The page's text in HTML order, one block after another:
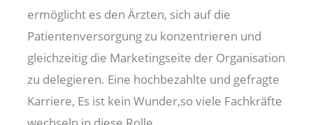
ermöglicht es den Ärzten, sich auf die
Patientenversorgung zu konzentrieren und
gleichzeitig die Marketingseite der Organisation
zu delegieren. Eine hochbezahlte und gefragte
Karriere, Es ist kein Wunder,so viele Fachkräfte